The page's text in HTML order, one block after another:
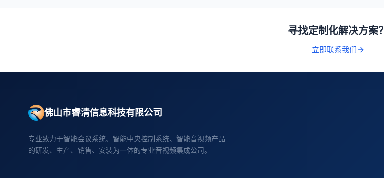
寻找定制化解决方案？
立即联系我们
佛山市睿清信息科技有限公司
专业致力于智能会议系统、智能中央控制系统、智能音视频产品
的研发、生产、销售、安装为一体的专业音视频集成公司。